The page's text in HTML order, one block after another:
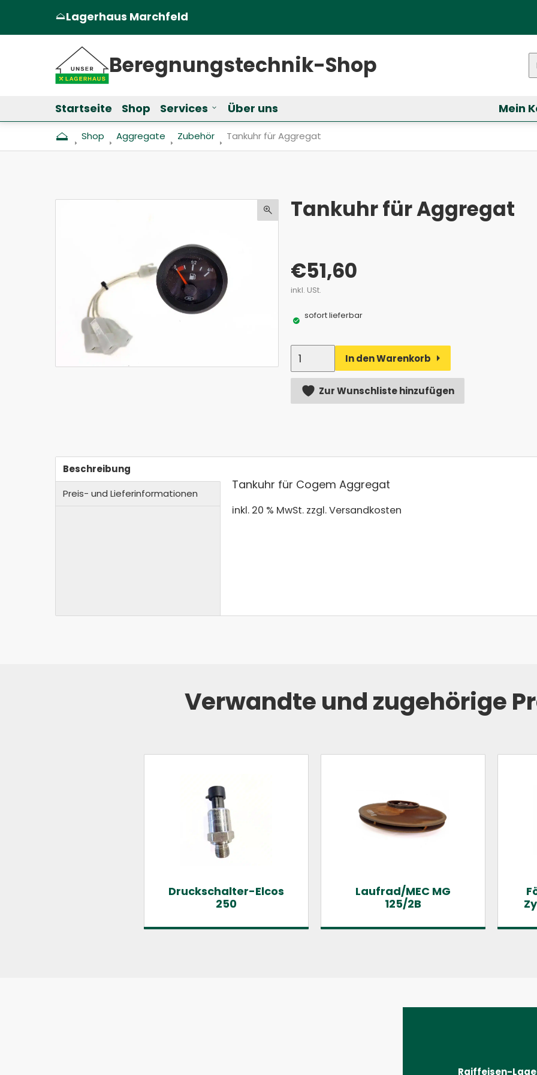
Lagerhaus Marchfeld
(Öffnet in einem neuen Tab oder Fenster)
Beregnungs­technik-Shop
Startseite Shop Services Untermenü für &bdquo;Services&ldquo; anzeigen
Über uns Mein
Shop Aggregate Zubehör Aktuell: Tankuhr für Aggregat
Tankuhr für Aggregat
Tankuhr für Aggregat
€51,60
inkl. USt.
sofort lieferbar
Anzahl
In den Warenkorb
Alternative:
Zur Wunschliste hinzufügen
Beschreibung
Preis- und Lieferinformationen
Tankuhr für Cogem Aggregat
inkl. 20 % MwSt. zzgl. Versandkosten
Verwandte und zugehörige
Druckschalter-Elcos
250
Laufrad/MEC MG
125/2B
Raiffeisen-